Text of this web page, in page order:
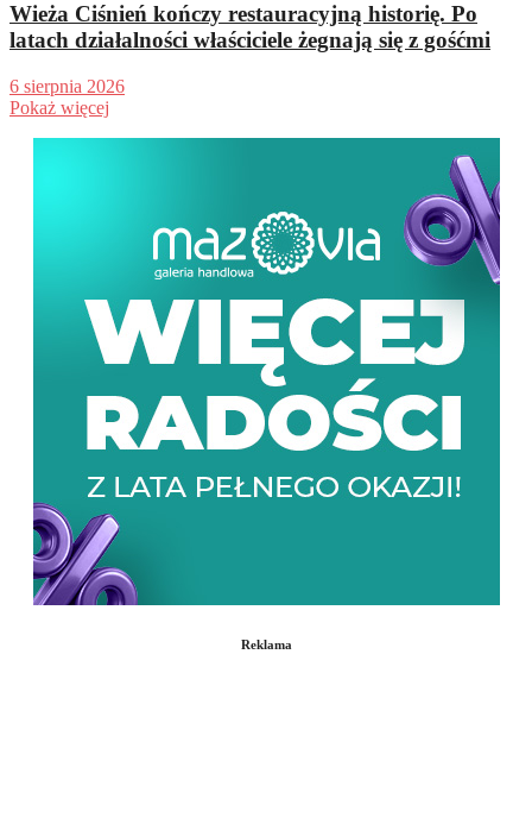
Wieża Ciśnień kończy restauracyjną historię. Po
latach działalności właściciele żegnają się z gośćmi
6 sierpnia 2026
Pokaż więcej
Reklama